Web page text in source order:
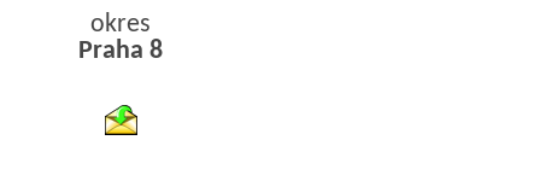
okres
Praha 8